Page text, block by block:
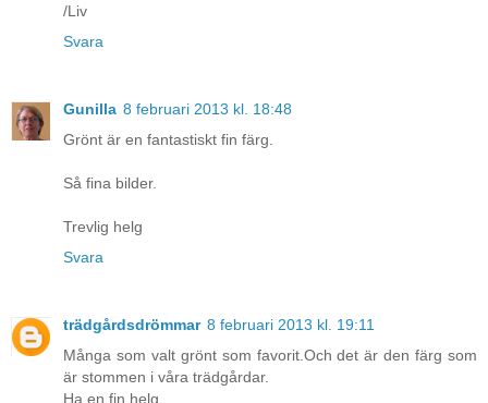
/Liv
Svara
Gunilla 8 februari 2013 kl. 18:48
Grönt är en fantastiskt fin färg.
Så fina bilder.
Trevlig helg
Svara
trädgårdsdrömmar 8 februari 2013 kl. 19:11
Många som valt grönt som favorit.Och det är den färg som
är stommen i våra trädgårdar.
Ha en fin helg.